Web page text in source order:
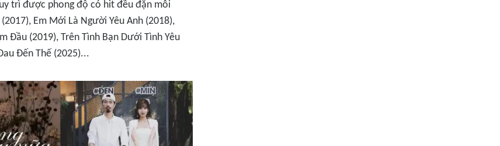
trì được phong độ có hit đều đặn mỗi
(2017), Em Mới Là Người Yêu Anh (2018),
Đầu (2019), Trên Tình Bạn Dưới Tình Yêu
Đến Thế (2025)...